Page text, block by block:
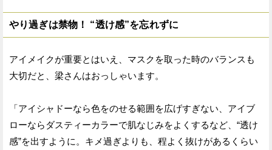
やり過ぎは禁物！ “透け感”を忘れずに
アイメイクが重要とはいえ、マスクを取った時のバランスも
大切だと、梁さんはおっしゃいます。
「アイシャドーなら色をのせる範囲を広げすぎない、アイブ
ローならダスティーカラーで肌なじみをよくするなど、“透け
感”を出すように。キメ過ぎよりも、程よく抜けがあるくらい